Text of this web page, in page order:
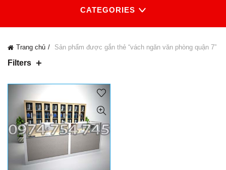
CATEGORIES
Trang chủ Sản phẩm được gắn thẻ “vách ngăn văn phòng quận 7”
Filters